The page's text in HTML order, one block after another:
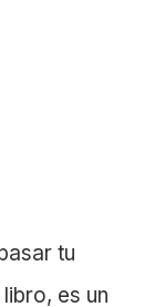
tu
es un